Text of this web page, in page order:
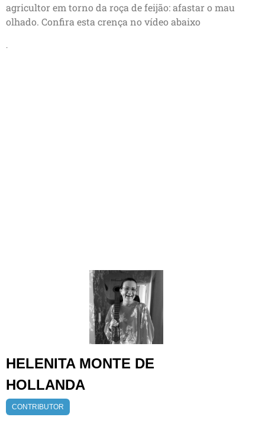
agricultor em torno da roça de feijão: afastar o mau
olhado. Confira esta crença no vídeo abaixo
.
HELENITA MONTE DE
HOLLANDA
CONTRIBUTOR